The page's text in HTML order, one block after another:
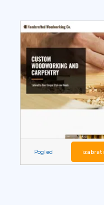
Pogled izabrati